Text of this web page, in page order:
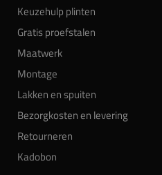
Keuzehulp plinten
Gratis proefstalen
Maatwerk
Montage
Lakken en spuiten
Bezorgkosten en levering
Retourneren
Kadobon